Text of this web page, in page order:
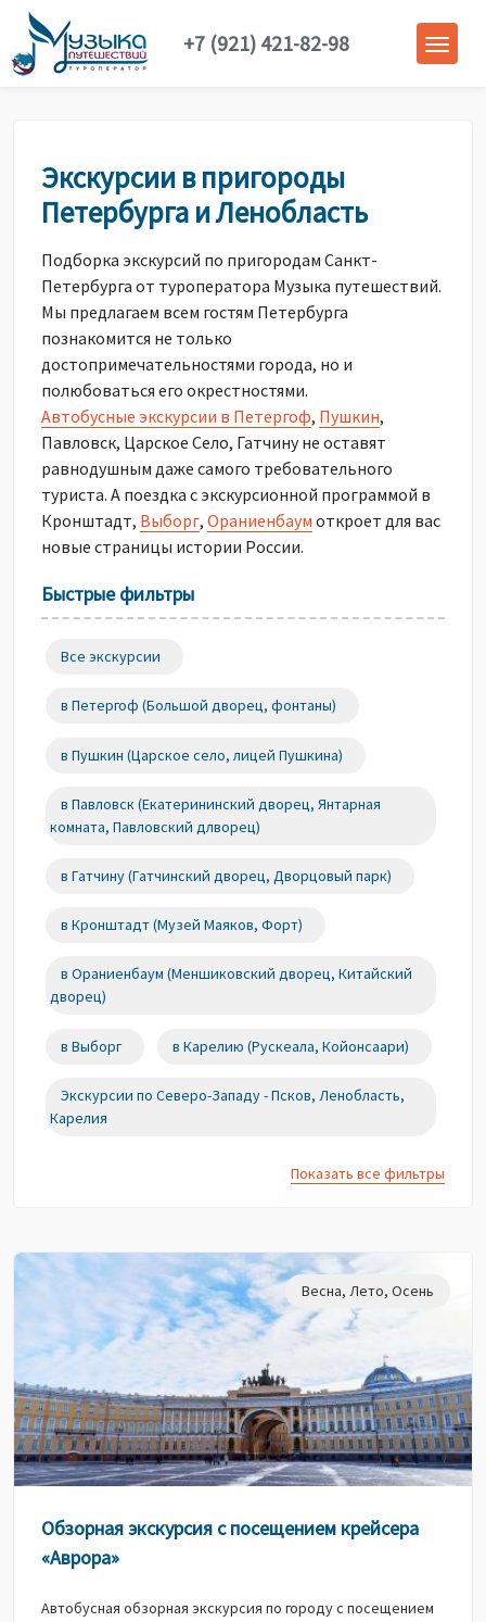
+7 (921) 421-82-98
Экскурсии в пригороды
Петербурга и Ленобласть
Подборка экскурсий по пригородам Санкт-
Петербурга от туроператора Музыка путешествий.
Мы предлагаем всем гостям Петербурга
познакомится не только
достопримечательностями города, но и
полюбоваться его окрестностями.
Автобусные экскурсии в Петергоф, Пушкин,
Павловск, Царское Село, Гатчину не оставят
равнодушным даже самого требовательного
туриста. А поездка с экскурсионной программой в
Кронштадт, Выборг, Ораниенбаум откроет для вас
новые страницы истории России.
Быстрые фильтры
Все экскурсии
в Петергоф (Большой дворец, фонтаны)
в Пушкин (Царское село, лицей Пушкина)
в Павловск (Екатерининский дворец, Янтарная
комната, Павловский длворец)
в Гатчину (Гатчинский дворец, Дворцовый парк)
в Кронштадт (Музей Маяков, Форт)
в Ораниенбаум (Меншиковский дворец, Китайский
дворец)
в Выборг в Карелию (Рускеала, Койонсаари)
Экскурсии по Северо-Западу - Псков, Ленобласть,
Карелия
Показать все фильтры
Весна, Лето, Осень
Обзорная экскурсия с посещением крейсера
«Аврора»
Автобусная обзорная экскурсия по городу с посещением